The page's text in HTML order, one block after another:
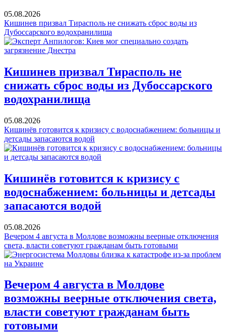
05.08.2026
Кишинев призвал Тирасполь не снижать сброс воды из
Дубоссарского водохранилища
Кишинев призвал Тирасполь не
снижать сброс воды из Дубоссарского
водохранилища
05.08.2026
Кишинёв готовится к кризису с водоснабжением: больницы и
детсады запасаются водой
Кишинёв готовится к кризису с
водоснабжением: больницы и детсады
запасаются водой
05.08.2026
Вечером 4 августа в Молдове возможны веерные отключения
света, власти советуют гражданам быть готовыми
Вечером 4 августа в Молдове
возможны веерные отключения света,
власти советуют гражданам быть
готовыми